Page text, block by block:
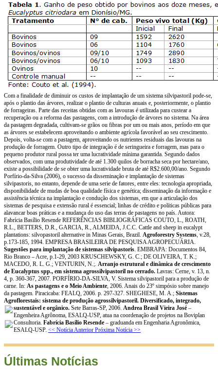
Com a finalidade de diminuir os custos de implantação de um sistema silvipastoril pode-se,
após o plantio das árvores, realizar o plantio de culturas anuais e, posteriormente, o plantio
de forrageiras. Parte das receitas obtidas com as lavouras é utilizada para custear a
recuperação ou a reforma das pastagens, com a introdução de árvores no sistema. Na área
da pastagem degradada, cultivam-se grãos ou fibras por um ou mais anos, período em que
as árvores se estabelecem aproveitando o ambiente agrícola favorável ao seu crescimento.
Depois, volta-se com a pastagem, aproveitando os nutrientes residuais das lavouras na
produção de forragem. Outro tipo de integração é de seringueira e forragem, mas para o
pequeno produtor rural possa ter uma lucratividade mínima garantida. Segundo dados
observados, com uma produtividade de até 1.300 quilos de borracha seca por hectare/ano,
existe a possibilidade de se obter uma lucratividade bruta de até R$2.600,00/ano. Segundo
Porfírio-da-Silva (2006), o sucesso da disseminação e implantação de sistemas
silvipastoris, no entanto, depende de uma serie de fatores, entre eles: tecnologia apropriada,
disponibilidade de mudas de boa qualidade física e genética; disseminação da informação e
assistência técnica na implantação e condução dos sistemas, em que a articulação dos
sistemas de pesquisa e extensão rural é essencial; linhas de crédito e políticas públicas para
alavancar boas práticas e a mudança do uso das terras de pastagens no país. Autora:
Fabrícia Basílio Resende REFERÊNCIAS BIBLIOGRÁFICAS COUTO, L., ROATH,
R.L., BETTERS, D.R., GARCIA, R., ALMEIDA, J.C.C. Cattle and sheep in eucalypt
plantations: silvopastoril alternative in Minas Gerais, Brazil. Agroforestry Systems, v.28,
p.173-185, 1994. EMPRESA BRASILEIRA DE PESQUISA AGROPECUÁRIA.
Sugestões para implantação de sistemas silvipastoris. EMBRAPA: Documentos 84,
Rio Branco – Acre, p.1-29, 2003 KRUSCHEWSKY, G. C.; DE OLIVEIRA, T. K.;
MACEDO, R. L. G.; VENTURIN, N.;. Arranjo estrutural e dinâmica de crescimento
de Eucalyptus spp., em sistema agrossilvipastoril no cerrado. Lavras: Cerne, v. 13, n.
4, p. 360-367, 2007. PORFÍRIO-DA-SILVA, V. Sistema silvipastoril para a produção de
carne. In: As pastagens e o Meio Ambiente, 2006. Anais do 23º simpósio sobre manejo
da pastagem. Piracicaba: FEALQ, 2006. p. 297-327. SHEGHESE, M. A.; Sistemas
Agroflorestais: sistema de produção agrossilvipastoril. Diversificado, integrado,
sustentável e orgânico. Sete Barras-SP, 2006. Andrea Brasil Vieira José –
Engenheira Agrônoma, ESALQ-USP, atua na coordenação de projetos na Boviplan
Consultoria. Fabrícia Basílio Resende – graduanda em Engenharia Agronômica,
ESALQ-USP. << Notícia Anterior Próxima Notícia >>
Últimas Notícias